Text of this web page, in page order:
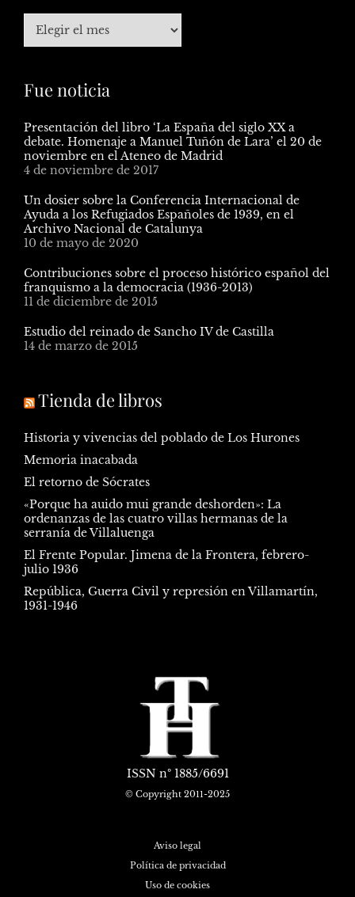
Fue noticia
Presentación del libro ‘La España del siglo XX a
debate. Homenaje a Manuel Tuñón de Lara’ el 20 de
noviembre en el Ateneo de Madrid
4 de noviembre de 2017
Un dosier sobre la Conferencia Internacional de
Ayuda a los Refugiados Españoles de 1939, en el
Archivo Nacional de Catalunya
10 de mayo de 2020
Contribuciones sobre el proceso histórico español del
franquismo a la democracia (1936-2013)
11 de diciembre de 2015
Estudio del reinado de Sancho IV de Castilla
14 de marzo de 2015
Tienda de libros
Historia y vivencias del poblado de Los Hurones
Memoria inacabada
El retorno de Sócrates
«Porque ha auido mui grande deshorden»: La
ordenanzas de las cuatro villas hermanas de la
serranía de Villaluenga
El Frente Popular. Jimena de la Frontera, febrero-
julio 1936
República, Guerra Civil y represión en Villamartín,
1931-1946
ISSN nº 1885/6691
© Copyright 2011-2025
Aviso legal
Política de privacidad
Uso de cookies